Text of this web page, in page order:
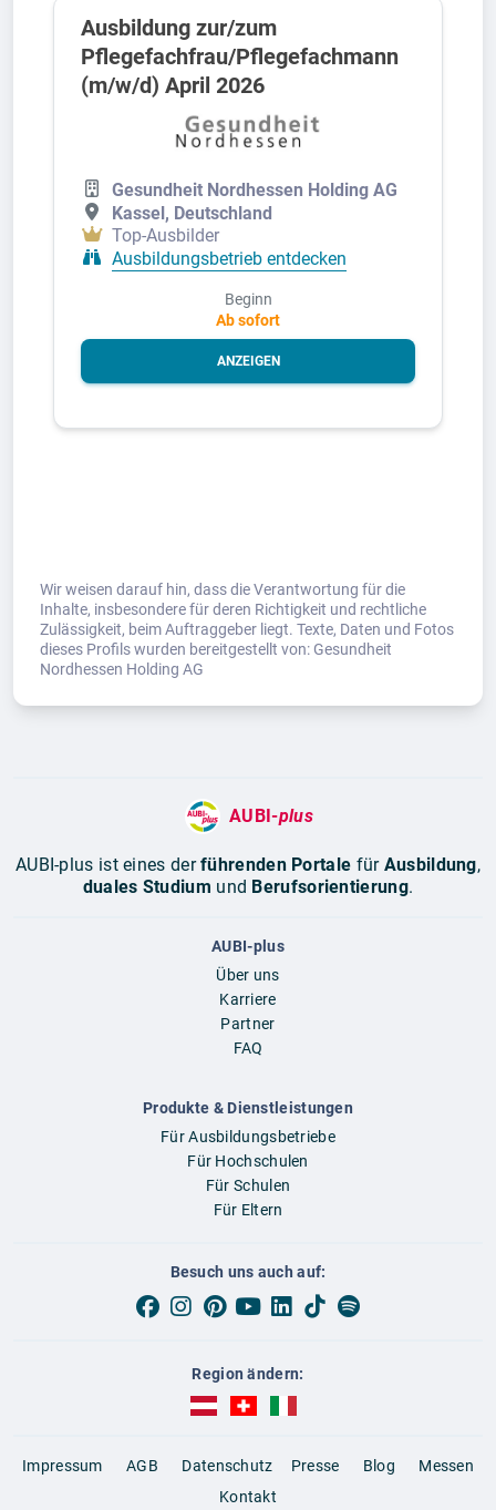
Ausbildung zur/zum
Pflegefachfrau/Pflegefachmann
(m/w/d) April 2026
Gesundheit Nordhessen Holding AG
Kassel, Deutschland
Top-Ausbilder
Ausbildungsbetrieb entdecken
Beginn
Ab sofort
ANZEIGEN
Wir weisen darauf hin, dass die Verantwortung für die
Inhalte, insbesondere für deren Richtigkeit und rechtliche
Zulässigkeit, beim Auftraggeber liegt. Texte, Daten und Fotos
dieses Profils wurden bereitgestellt von: Gesundheit
Nordhessen Holding AG
AUBI-plus
AUBI-plus ist eines derführenden Portale für Ausbildung,
duales Studium und Berufsorientierung.
AUBI-plus
Über uns
Karriere
Partner
FAQ
Produkte & Dienstleistungen
Für Ausbildungsbetriebe
Für Hochschulen
Für Schulen
Für Eltern
Besuch uns auch auf:
Region ändern:
AUBI-plus Österreich (deutsch)
AUBI-plus Schweiz (deutsch)
AUBI-plus Italien (deutsch)
Impressum AGB Datenschutz Presse Blog
Messen
Kontakt